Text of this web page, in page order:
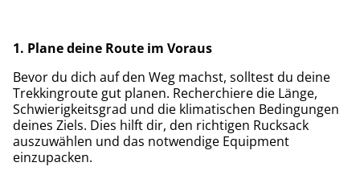
1. Plane deine Route im Voraus
Bevor du dich auf den Weg machst, solltest du deine
Trekkingroute gut planen. Recherchiere die Länge,
Schwierigkeitsgrad und die klimatischen Bedingungen
deines Ziels. Dies hilft dir, den richtigen Rucksack
auszuwählen und das notwendige Equipment
einzupacken.